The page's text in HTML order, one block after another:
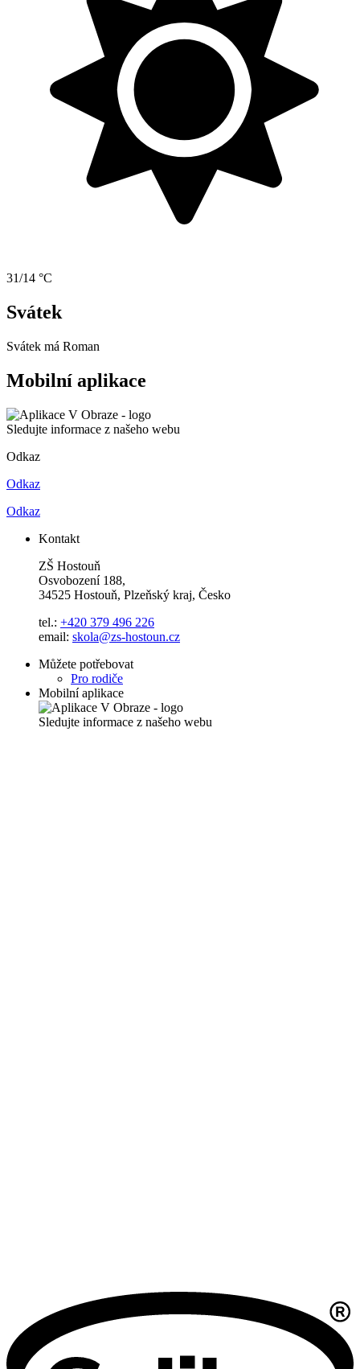
31/14 °C
Svátek
Svátek má Roman
Mobilní aplikace
Sledujte informace z našeho webu
Odkaz
Odkaz
Odkaz
Kontakt
ZŠ Hostouň
Osvobození 188,
34525 Hostouň, Plzeňský kraj, Česko
tel.: +420 379 496 226
email: skola@zs-hostoun.cz
Můžete potřebovat
Pro rodiče
Mobilní aplikace
Sledujte informace z našeho webu